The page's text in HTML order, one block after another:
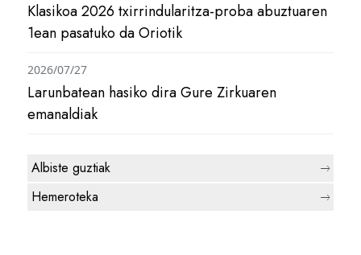
Klasikoa 2026 txirrindularitza-proba abuztuaren
1ean pasatuko da Oriotik
Larunbatean hasiko dira Gure Zirkuaren
emanaldiak
2026/07/27
Albiste guztiak
Hemeroteka